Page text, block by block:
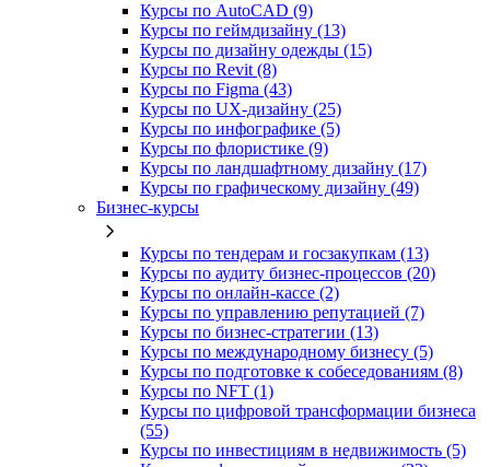
Курсы по AutoCAD (9)
Курсы по геймдизайну (13)
Курсы по дизайну одежды (15)
Курсы по Revit (8)
Курсы по Figma (43)
Курсы по UX‑дизайну (25)
Курсы по инфографике (5)
Курсы по флористике (9)
Курсы по ландшафтному дизайну (17)
Курсы по графическому дизайну (49)
Бизнес-курсы
Курсы по тендерам и госзакупкам (13)
Курсы по аудиту бизнес-процессов (20)
Курсы по онлайн-кассе (2)
Курсы по управлению репутацией (7)
Курсы по бизнес-стратегии (13)
Курсы по международному бизнесу (5)
Курсы по подготовке к собеседованиям (8)
Курсы по NFT (1)
Курсы по цифровой трансформации бизнеса
(55)
Курсы по инвестициям в недвижимость (5)